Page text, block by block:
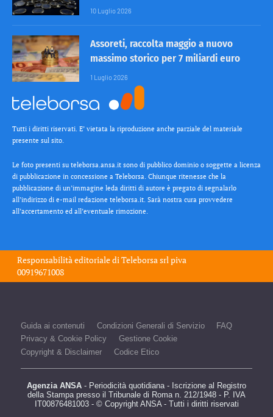
10 Luglio 2026
Assoreti, raccolta maggio a nuovo
massimo storico per 7 miliardi euro
1 Luglio 2026
Tutti i diritti riservati. E’ vietata la riproduzione anche parziale del materiale
presente sul sito.
Le foto presenti su teleborsa.ansa.it sono di pubblico dominio o soggette a licenza
di pubblicazione in concessione a Teleborsa. Chiunque ritenesse che la
pubblicazione di un’immagine leda diritti di autore è pregato di segnalarlo
all’indirizzo di e-mail redazione teleborsa.it. Sarà nostra cura provvedere
all’accertamento ed all’eventuale rimozione.
Responsabilità editoriale diTeleborsa srl piva
00919671008
Guida ai contenuti Condizioni Generali di Servizio
FAQ
Privacy & Cookie Policy
Gestione Cookie
Copyright & Disclaimer
Codice Etico
Agenzia ANSA - Periodicità quotidiana - Iscrizione al Registro
della Stampa presso il Tribunale di Roma n. 212/1948 - P. IVA
IT00876481003 - © Copyright ANSA - Tutti i diritti riservati